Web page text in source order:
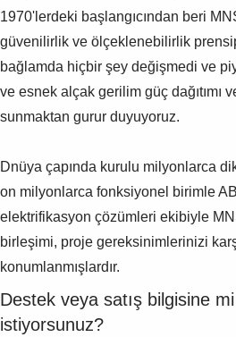
Products
See more products
1970'lerdeki başlangıcından beri
güvenilirlik ve ölçeklenebilirlik
bağlamda hiçbir şey değişmedi ve
ve esnek alçak gerilim güç dağıtımı
sunmaktan gurur duyuyoruz.
Dnüya çapında kurulu milyonlarca
on milyonlarca fonksiyonel birimle
elektrifikasyon çözümleri ekibiyle
birleşimi, proje gereksinimlerinizi
konumlanmışlardır.
Destek veya satış bilgisine
istiyorsunuz?